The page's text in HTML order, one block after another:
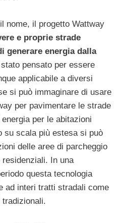
nome, il progetto Wattway
e proprie strade
generare energia dalla
pensato per essere
applicabile a diversi
si può immaginare di usare
per pavimentare le strade
per le abitazioni
su scala più estesa si può
delle aree di parcheggio
In una
questa tecnologia
ad interi tratti stradali come